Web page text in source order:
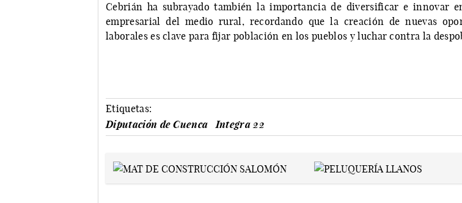
Cebrián ha subrayado también la importancia de diversificar e innovar
empresarial del medio rural, recordando que la creación de nuevas
laborales es clave para fijar población en los pueblos y luchar contra la
Etiquetas:
Diputación de Cuenca
Integra 22